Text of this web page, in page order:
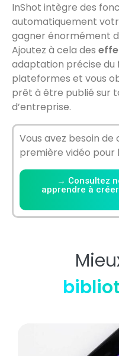
InShot intègre des
automatiquement
gagner énormément
Ajoutez à cela des
adaptation précise
plateformes et vous
prêt à être publié sur
d’entreprise.
Vous avez besoin
première vidéo pour
→ Consultez
apprendre à